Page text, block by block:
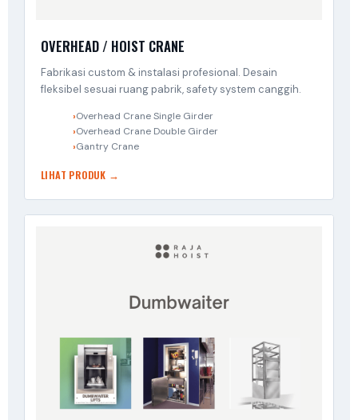
OVERHEAD / HOIST CRANE
Fabrikasi custom & instalasi profesional. Desain
fleksibel sesuai ruang pabrik, safety system canggih.
Overhead Crane Single Girder
Overhead Crane Double Girder
Gantry Crane
LIHAT PRODUK →